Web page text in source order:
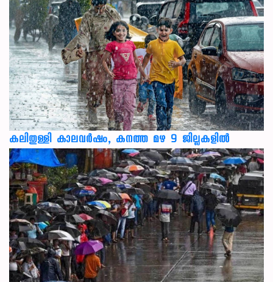
കലിതുള്ളി കാലവർഷം, കനത്ത മഴ 9 ജില്ലകളിൽ